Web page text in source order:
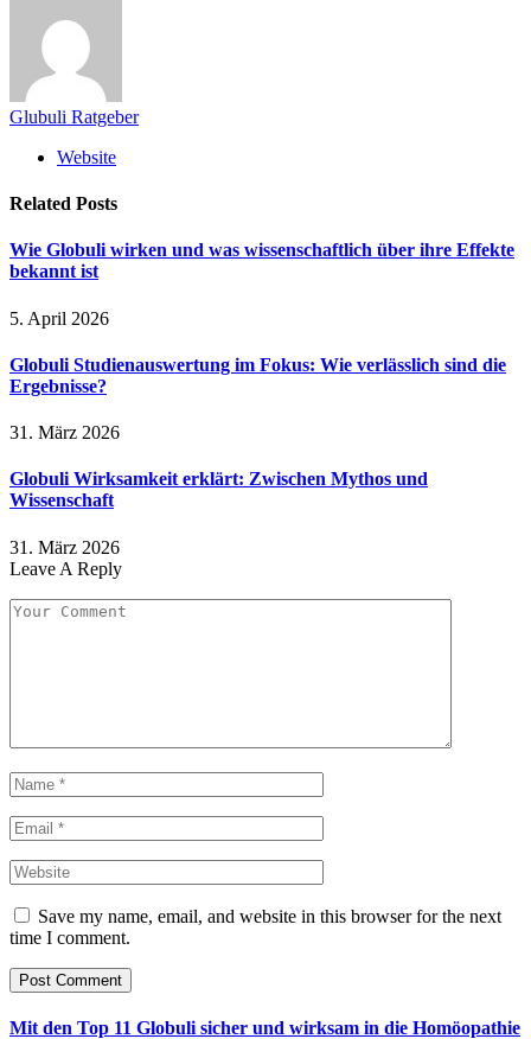
Glubuli Ratgeber
Website
Related Posts
Wie Globuli wirken und was wissenschaftlich über ihre Effekte
bekannt ist
5. April 2026
Globuli Studienauswertung im Fokus: Wie verlässlich sind die
Ergebnisse?
31. März 2026
Globuli Wirksamkeit erklärt: Zwischen Mythos und
Wissenschaft
31. März 2026
Leave A Reply
Save my name, email, and website in this browser for the next
time I comment.
Mit den Top 11 Globuli sicher und wirksam in die Homöopathie